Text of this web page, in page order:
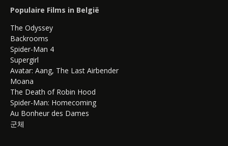
Populaire Films in België
The Odyssey
Backrooms
Spider-Man 4
Supergirl
Avatar: Aang, The Last Airbender
Moana
The Death of Robin Hood
Spider-Man: Homecoming
Au Bonheur des Dames
군체